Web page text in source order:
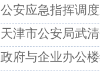
公安应急指挥调
天津市公安局武
政府与企业办公